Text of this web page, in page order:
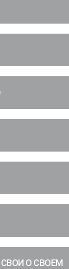
СВОИ О СВОЕМ